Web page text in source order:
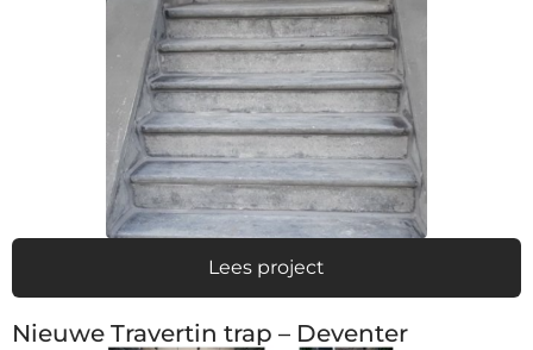
Lees project
Nieuwe Travertin trap – Deventer